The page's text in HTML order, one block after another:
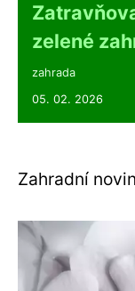
zelené
zahrada
05. 02. 2026
Zahradní